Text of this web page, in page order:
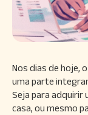
Nos dias de hoje,
uma parte
Seja para adquirir
casa, ou mesmo